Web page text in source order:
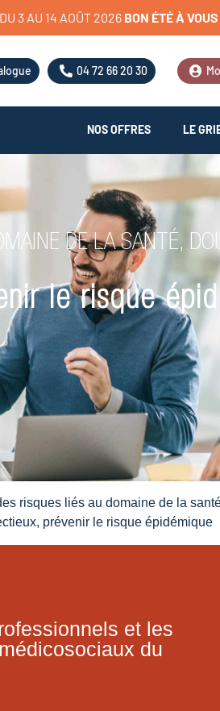
DU 3 AU 14 AOÛT 2026 BON ÉTÉÀ VOUS
04 72 66 20 30
NOS OFFRES LE
DE LA SANTÉ,
le risque
risques liés au domaine de la
prévenir le risque épidémique
et les
du